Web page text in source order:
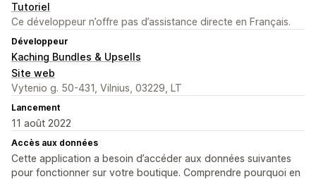
Tutoriel
Ce développeur n’offre pas d’assistance directe en Français.
Développeur
Kaching Bundles & Upsells
Site web
Vytenio g. 50-431, Vilnius, 03229, LT
Lancement
11 août 2022
Accès aux données
Cette application a besoin d’accéder aux données suivantes
pour fonctionner sur votre boutique. Comprendre pourquoi en